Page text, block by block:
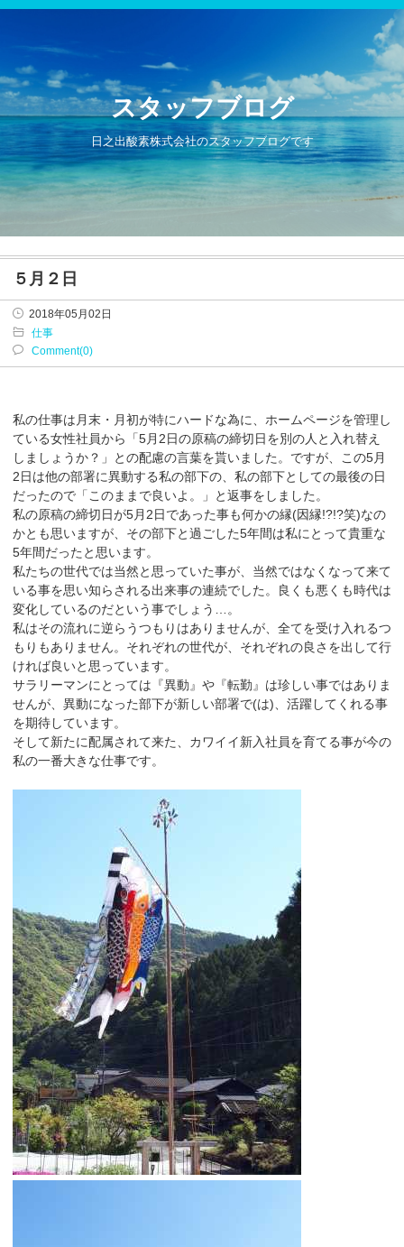
スタッフブログ
日之出酸素株式会社のスタッフブログです
５月２日
2018年05月02日
仕事
Comment(0)
私の仕事は月末・月初が特にハードな為に、ホームページを管理し
ている女性社員から「5月2日の原稿の締切日を別の人と入れ替え
しましょうか？」との配慮の言葉を貰いました。ですが、この5月
2日は他の部署に異動する私の部下の、私の部下としての最後の日
だったので「このままで良いよ。」と返事をしました。
私の原稿の締切日が5月2日であった事も何かの縁(因縁!?!?笑)なの
かとも思いますが、その部下と過ごした5年間は私にとって貴重な
5年間だったと思います。
私たちの世代では当然と思っていた事が、当然ではなくなって来て
いる事を思い知らされる出来事の連続でした。良くも悪くも時代は
変化しているのだという事でしょう…。
私はその流れに逆らうつもりはありませんが、全てを受け入れるつ
もりもありません。それぞれの世代が、それぞれの良さを出して行
ければ良いと思っています。
サラリーマンにとっては『異動』や『転勤』は珍しい事ではありま
せんが、異動になった部下が新しい部署で(は)、活躍してくれる事
を期待しています。
そして新たに配属されて来た、カワイイ新入社員を育てる事が今の
私の一番大きな仕事です。